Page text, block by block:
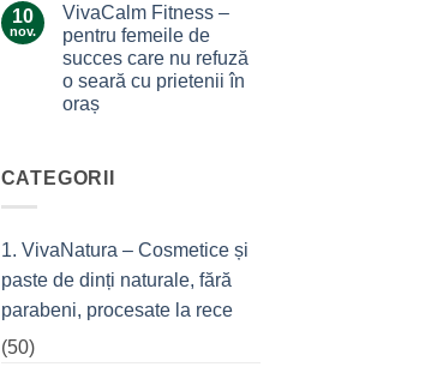
tree?
Ingredientul
de
top
10
nov.
VivaCalm Fitness –
pentru femeile de
succes care nu refuză
o seară cu prietenii în
oraș
VivaCalm
Fitness
de
care
refuză
CATEGORII
1. VivaNatura – Cosmetice și
paste de dinți naturale, fără
parabeni, procesate la rece
(50)